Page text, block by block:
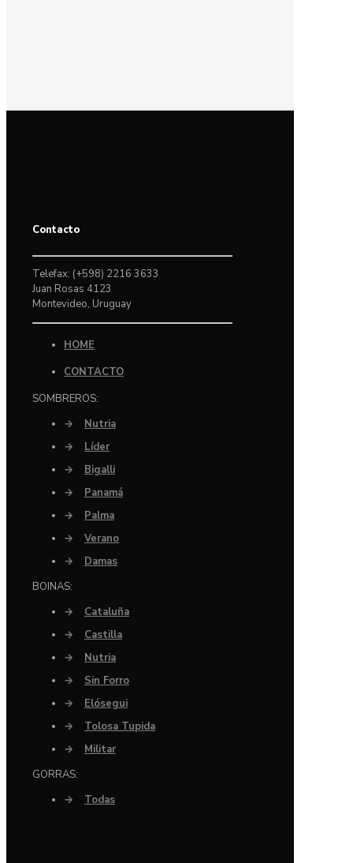
Contacto
Telefax: (+598) 2216 3633
Juan Rosas 4123
Montevideo, Uruguay
HOME
CONTACTO
SOMBREROS:
→
Nutria
→
Líder
→
Bigalli
→
Panamá
→
Palma
→
Verano
→
Damas
BOINAS:
→
Cataluña
→
Castilla
→
Nutria
→
Sin Forro
→
Elósegui
→
Tolosa Tupida
→
Militar
GORRAS:
→
Todas